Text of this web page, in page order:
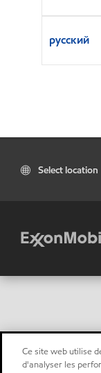
русский
Select location
Ce site web utilise
d'analyser les